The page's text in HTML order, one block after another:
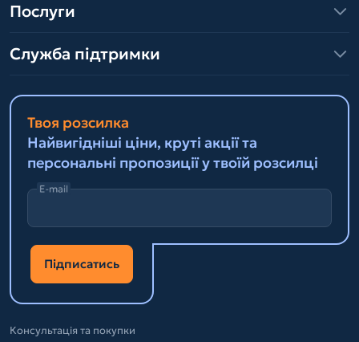
Послуги
Служба підтримки
Твоя розсилка
Найвигідніші ціни, круті акції та
персональні пропозиції у твоїй розсилці
E-mail
Підписатись
Консультація та покупки